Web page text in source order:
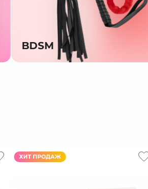
BDSM
ХИТ ПРОДАЖ